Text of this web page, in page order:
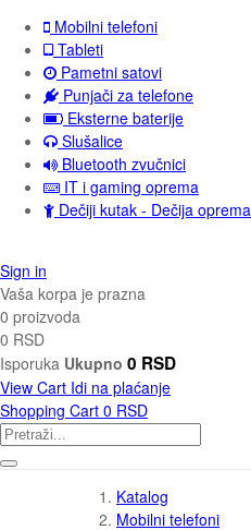
Mobilni telefoni
Tableti
Pametni satovi
Punjači za telefone
Eksterne baterije
Slušalice
Bluetooth zvučnici
IT i gaming oprema
Dečiji kutak - Dečija oprema
Sign in
Vaša korpa je prazna
0 proizvoda
0 RSD
Isporuka Ukupno 0 RSD
View Cart Idi na plaćanje
Shopping Cart 0 RSD
Katalog
Mobilni telefoni